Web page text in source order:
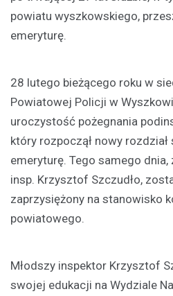
powiatu wyszkowskiego,
emeryturę.
28 lutego bieżącego roku w
Powiatowej Policji w
uroczystość pożegnania
który rozpoczął nowy
emeryturę. Tego samego dnia,
insp. Krzysztof Szczudło,
zaprzysiężony na stanowisko
powiatowego.
Młodszy inspektor Krzysztof
swojej edukacji na Wydziale